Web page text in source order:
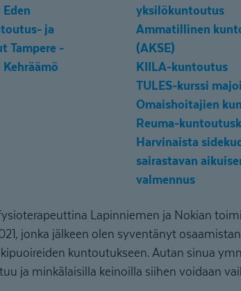
ja
Tampere -
yksilökuntoutus
Ammatillinen
(AKSE)
KIILA-kuntoutus
TULES-kurssi
Omaishoitajien
Reuma-
Harvinaista
sairastavan
valmennus
Lapinniemen ja Nokian
jonka jälkeen olen syventänyt
kuntoutukseen. Autan sinua
ja minkälaisilla keinoilla siihen voidaan